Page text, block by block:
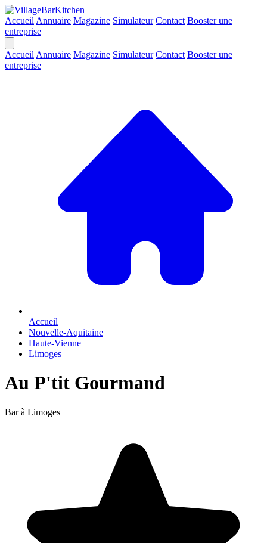
Accueil Annuaire Magazine Simulateur Contact Booster une
entreprise
Accueil Annuaire Magazine Simulateur Contact Booster une
entreprise
Accueil
Nouvelle-Aquitaine
Haute-Vienne
Limoges
Au P'tit Gourmand
Bar à Limoges